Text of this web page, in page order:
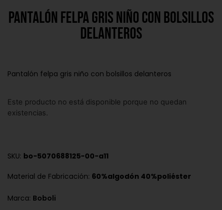
Pantalón felpa gris niño con bolsillos
delanteros
Pantalón felpa gris niño con bolsillos delanteros
Este producto no está disponible porque no quedan
existencias.
SKU: bo-5070688125-00-a11
Material de Fabricación: 60%algodón 40%poliéster
Marca: Boboli